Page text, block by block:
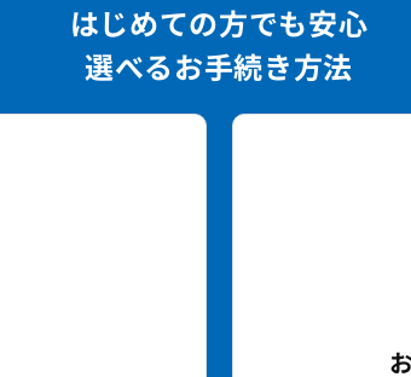
はじめての方でも安心
選べるお手続き方法